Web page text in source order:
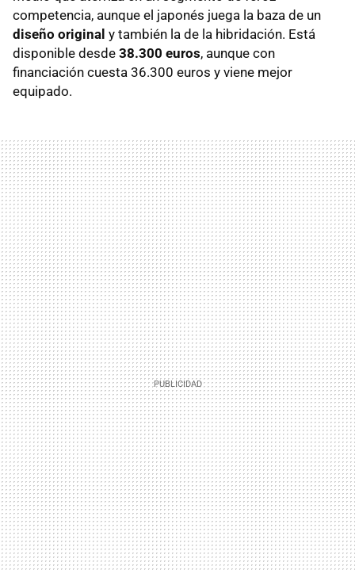
competencia, aunque el japonés juega la baza de un
diseño original y también la de la hibridación. Está
disponible desde 38.300 euros, aunque con
financiación cuesta 36.300 euros y viene mejor
equipado.